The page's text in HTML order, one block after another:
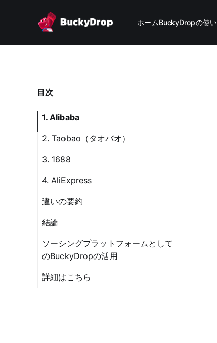
ホームBuckyDropの使
目次
1. Alibaba
2. Taobao（タオバオ）
3. 1688
4. AliExpress
違いの要約
結論
ソーシングプラットフォームとして
のBuckyDropの活用
詳細はこちら